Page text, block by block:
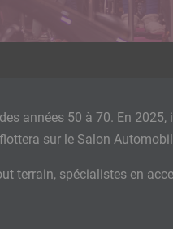
années 50 à 70. En
sur le Salon
terrain, spécialistes en